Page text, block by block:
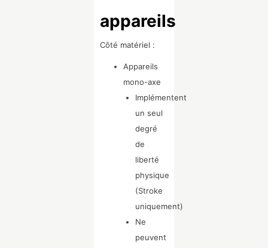
appareils
Côté matériel :
Appareils
mono-axe
Implémentent
un seul
degré
de
liberté
physique
(Stroke
uniquement)
Ne
peuvent